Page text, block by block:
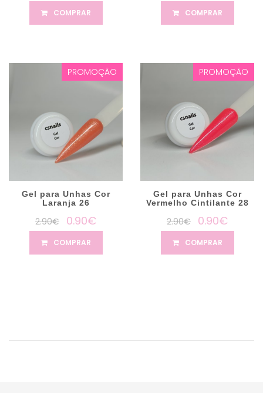
COMPRAR COMPRAR
PROMOÇÃO
Gel para Unhas Cor
Laranja 26
2.90€ 0.90€
COMPRAR
PROMOÇÃO
Gel para Unhas Cor
Vermelho Cintilante 28
2.90€ 0.90€
COMPRAR